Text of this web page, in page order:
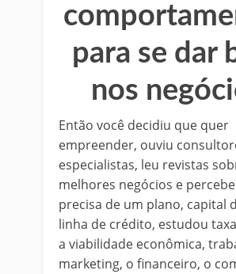
para se dar
nos
Então você decidiu que quer
empreender, ouviu
especialistas, leu revistas
melhores negócios e
precisa de um plano, capital
linha de crédito, estudou
a viabilidade econômica,
marketing, o financeiro, o